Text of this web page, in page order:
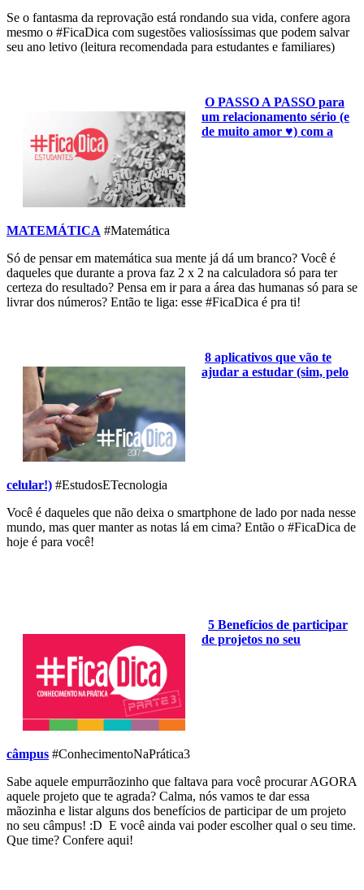
Se o fantasma da reprovação está rondando sua vida, confere agora
mesmo o #FicaDica com sugestões valiosíssimas que podem salvar
seu ano letivo (leitura recomendada para estudantes e familiares)
O PASSO A PASSO para
um relacionamento sério (e
de muito amor ♥) com a
MATEMÁTICA #Matemática
Só de pensar em matemática sua mente já dá um branco? Você é
daqueles que durante a prova faz 2 x 2 na calculadora só para ter
certeza do resultado? Pensa em ir para a área das humanas só para se
livrar dos números? Então te liga: esse #FicaDica é pra ti!
8 aplicativos que vão te
ajudar a estudar (sim, pelo
celular!) #EstudosETecnologia
Você é daqueles que não deixa o smartphone de lado por nada nesse
mundo, mas quer manter as notas lá em cima? Então o #FicaDica de
hoje é para você!
5 Benefícios de participar
de projetos no seu
câmpus #ConhecimentoNaPrática3
Sabe aquele empurrãozinho que faltava para você procurar AGORA
aquele projeto que te agrada? Calma, nós vamos te dar essa
mãozinha e listar alguns dos benefícios de participar de um projeto
no seu câmpus! :D E você ainda vai poder escolher qual o seu time.
Que time? Confere aqui!